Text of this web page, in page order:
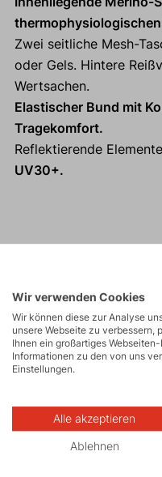
Zwei seitliche Mesh-
oder Gels. Hintere
Wertsachen.
Elastischer Bund mit
Tragekomfort.
Reflektierende
UV30+.
Trail
Wandern
Wir verwenden Cookies
Wir können diese zur Analyse
unsere Webseite zu verbessern,
Ihnen ein großartiges
Informationen zu den von uns
Einstellungen.
Alle akzeptieren
Ablehnen